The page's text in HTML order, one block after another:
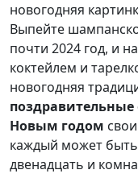
новогодняя
Выпейте
почти 2024 год, и
коктейлем и
новогодняя
Новым годом
каждый может
двенадцать и